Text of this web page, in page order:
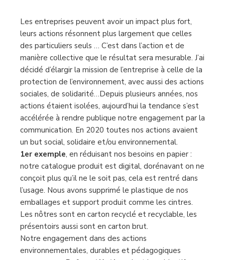
Les entreprises peuvent avoir un impact plus fort,
leurs actions résonnent plus largement que celles
des particuliers seuls … C’est dans l’action et de
manière collective que le résultat sera mesurable. J’ai
décidé d’élargir la mission de l’entreprise à celle de la
protection de l’environnement, avec aussi des actions
sociales, de solidarité…Depuis plusieurs années, nos
actions étaient isolées, aujourd’hui la tendance s’est
accélérée à rendre publique notre engagement par la
communication. En 2020 toutes nos actions avaient
un but social, solidaire et/ou environnemental.
1er exemple, en réduisant nos besoins en papier :
notre catalogue produit est digital, dorénavant on ne
conçoit plus qu’il ne le soit pas, cela est rentré dans
l’usage. Nous avons supprimé le plastique de nos
emballages et support produit comme les cintres.
Les nôtres sont en carton recyclé et recyclable, les
présentoirs aussi sont en carton brut.
Notre engagement dans des actions
environnementales, durables et pédagogiques